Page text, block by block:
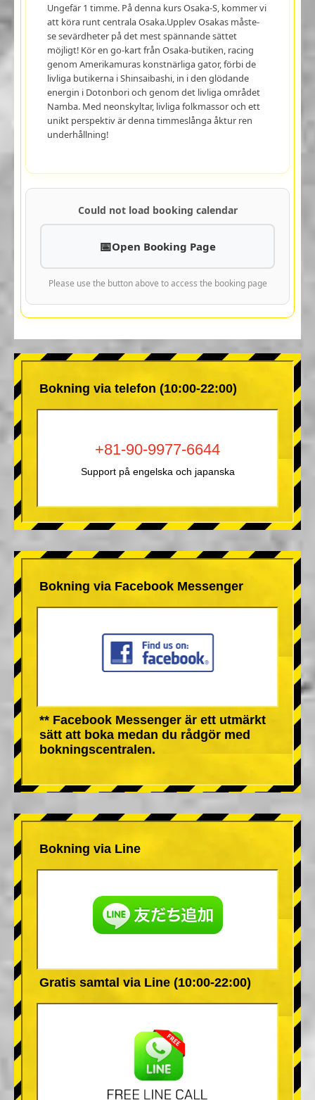
Ungefär 1 timme. På denna kurs Osaka-S, kommer vi
att köra runt centrala Osaka.Upplev Osakas måste-
se sevärdheter på det mest spännande sättet
möjligt! Kör en go-kart från Osaka-butiken, racing
genom Amerikamuras konstnärliga gator, förbi de
livliga butikerna i Shinsaibashi, in i den glödande
energin i Dotonbori och genom det livliga området
Namba. Med neonskyltar, livliga folkmassor och ett
unikt perspektiv är denna timmeslånga åktur ren
underhållning!
Could not load booking calendar
Open Booking Page
Please use the button above to access the booking page
Bokning via telefon (10:00-22:00)
+81-90-9977-6644
Support på engelska och japanska
Bokning via Facebook Messenger
** Facebook Messenger är ett utmärkt
sätt att boka medan du rådgör med
bokningscentralen.
Bokning via Line
Gratis samtal via Line (10:00-22:00)